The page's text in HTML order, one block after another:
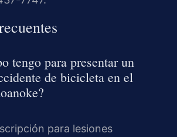
tengo para presentar un
de bicicleta en el
para lesiones